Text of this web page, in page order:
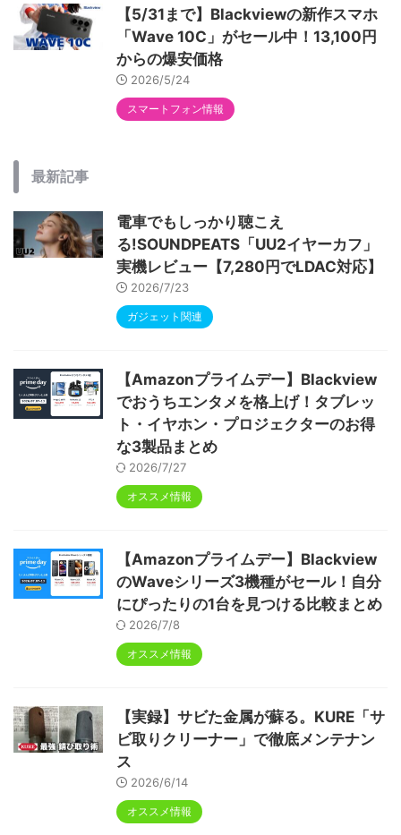
【5/31まで】Blackviewの新作スマホ
「Wave 10C」がセール中！13,100円
からの爆安価格
2026/5/24
スマートフォン情報
最新記事
電車でもしっかり聴こえ
る!SOUNDPEATS「UU2イヤーカフ」
実機レビュー【7,280円でLDAC対応】
2026/7/23
ガジェット関連
【Amazonプライムデー】Blackview
でおうちエンタメを格上げ！タブレッ
ト・イヤホン・プロジェクターのお得
な3製品まとめ
2026/7/27
オススメ情報
【Amazonプライムデー】Blackview
のWaveシリーズ3機種がセール！自分
にぴったりの1台を見つける比較まとめ
2026/7/8
オススメ情報
【実録】サビた金属が蘇る。KURE「サ
ビ取りクリーナー」で徹底メンテナン
ス
2026/6/14
オススメ情報